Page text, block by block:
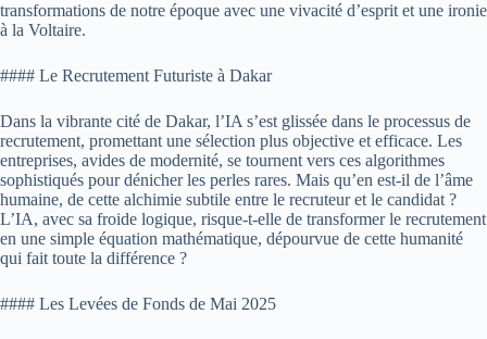
transformations de notre époque avec une vivacité d’esprit et une ironie
à la Voltaire.
#### Le Recrutement Futuriste à Dakar
Dans la vibrante cité de Dakar, l’IA s’est glissée dans le processus de
recrutement, promettant une sélection plus objective et efficace. Les
entreprises, avides de modernité, se tournent vers ces algorithmes
sophistiqués pour dénicher les perles rares. Mais qu’en est-il de l’âme
humaine, de cette alchimie subtile entre le recruteur et le candidat ?
L’IA, avec sa froide logique, risque-t-elle de transformer le recrutement
en une simple équation mathématique, dépourvue de cette humanité
qui fait toute la différence ?
#### Les Levées de Fonds de Mai 2025